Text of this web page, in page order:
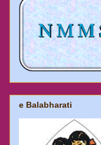
e Balabharati